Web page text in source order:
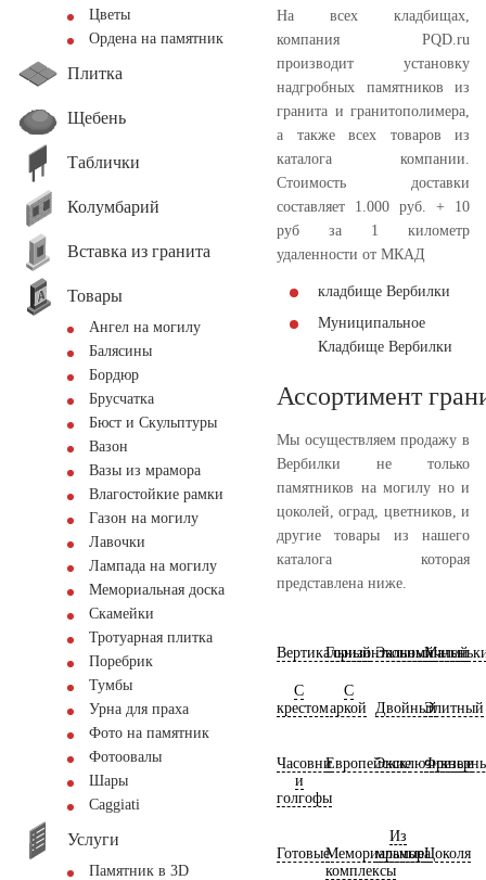
Цветы
Ордена на памятник
Плитка
Щебень
Таблички
Колумбарий
Вставка из гранита
Товары
Ангел на могилу
Балясины
Бордюр
Брусчатка
Бюст и Скульптуры
Вазон
Вазы из мрамора
Влагостойкие рамки
Газон на могилу
Лавочки
Лампада на могилу
Мемориальная доска
Скамейки
Тротуарная плитка
Поребрик
Тумбы
Урна для праха
Фото на памятник
Фотоовалы
Шары
Сaggiati
Услуги
Памятник в 3D
На всех кладбищах,
компания PQD.ru
производит установку
надгробных памятников из
гранита и гранитополимера,
а также всех товаров из
каталога компании.
Стоимость доставки
составляет 1.000 руб. + 10
руб за 1 километр
удаленности от МКАД
кладбище Вербилки
Муниципальное
Кладбище Вербилки
Ассортимент
Мы осуществляем продажу в
Вербилки не только
памятников на могилу но и
цоколей, оград, цветников, и
другие товары из нашего
каталога которая
представлена ниже.
ВертикальныйГоризонтальный
Экономичный
С
крестом
С
аркой
ДвойныйЭлитный
Часовни
и
голгофы
ЕвропейскиеЭксклюзивные
ГотовыеМемориальные
комплексы
Из
мрамораЦоколя